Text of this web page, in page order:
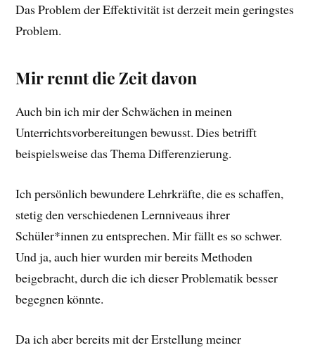
Das Problem der Effektivität ist derzeit mein geringstes
Problem.
Mir rennt die Zeit davon
Auch bin ich mir der Schwächen in meinen
Unterrichtsvorbereitungen bewusst. Dies betrifft
beispielsweise das Thema Differenzierung.
Ich persönlich bewundere Lehrkräfte, die es schaffen,
stetig den verschiedenen Lernniveaus ihrer
Schüler*innen zu entsprechen. Mir fällt es so schwer.
Und ja, auch hier wurden mir bereits Methoden
beigebracht, durch die ich dieser Problematik besser
begegnen könnte.
Da ich aber bereits mit der Erstellung meiner